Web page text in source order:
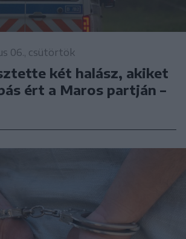
06., csütörtök
két halász, akiket
ért a Maros partján –